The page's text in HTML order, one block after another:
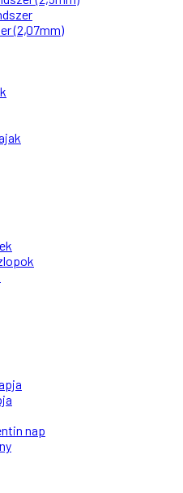
(2,07mm)
nap